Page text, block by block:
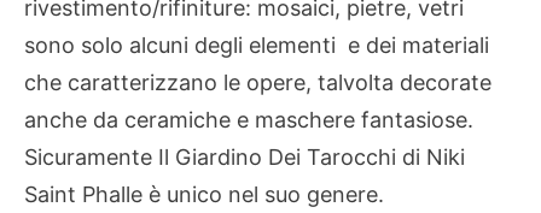
rivestimento/rifiniture: mosaici, pietre, vetri
sono solo alcuni degli elementi e dei materiali
che caratterizzano le opere, talvolta decorate
anche da ceramiche e maschere fantasiose.
Sicuramente Il Giardino Dei Tarocchi di Niki
Saint Phalle è unico nel suo genere.